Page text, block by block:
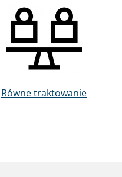
Obraz
Równe traktowanie